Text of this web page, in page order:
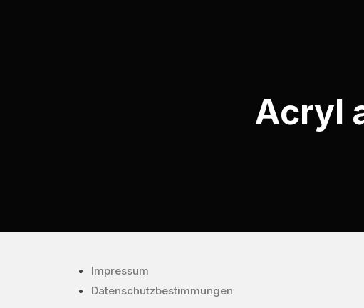
Acryl
Impressum
Datenschutzbestimmungen